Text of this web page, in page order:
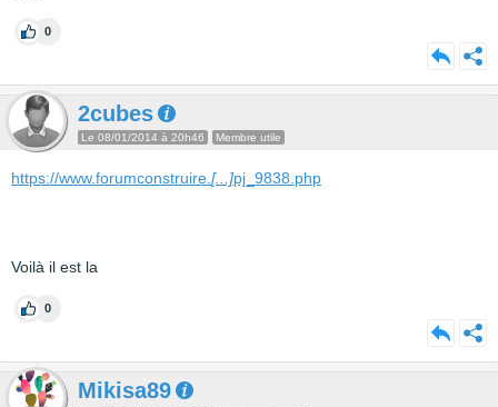
0
2cubes
Le 08/01/2014 à 20h46 Membre utile
https://www.forumconstruire. [...]pj_9838.php
Voilà il est la
0
Mikisa89